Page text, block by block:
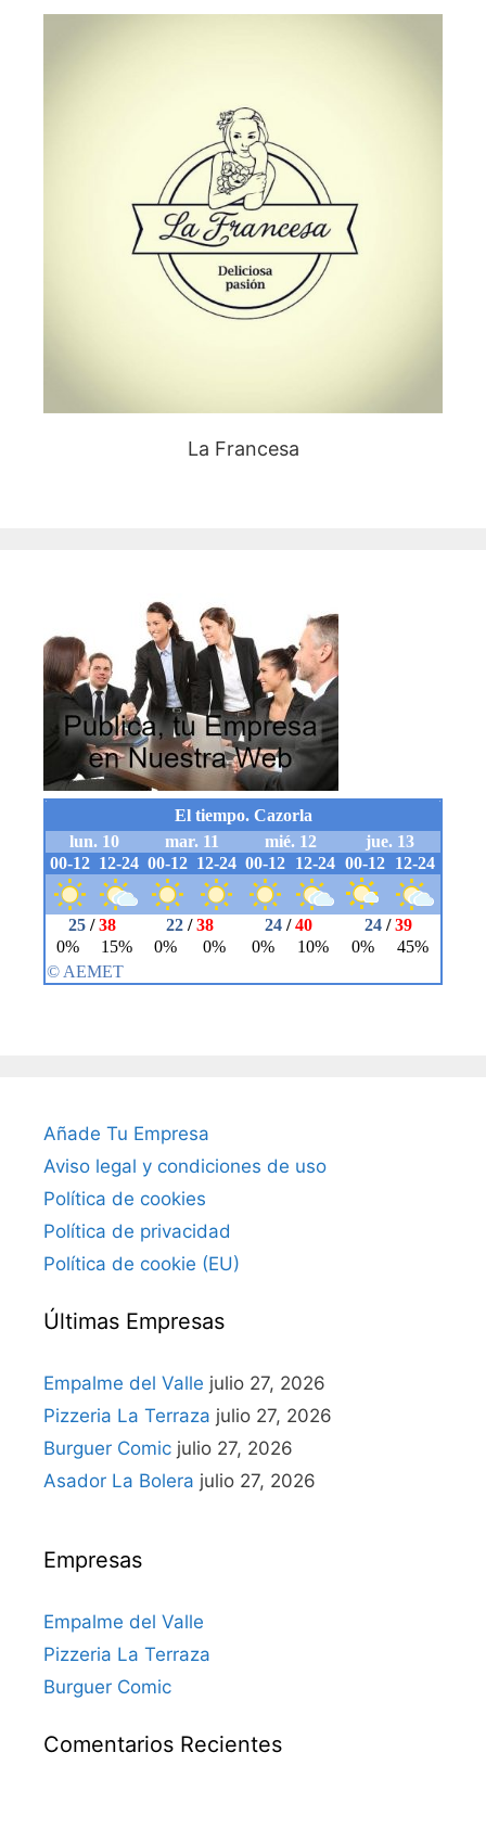
La Francesa
Añade Tu Empresa
Aviso legal y condiciones de uso
Política de cookies
Política de privacidad
Política de cookie (EU)
Últimas Empresas
Empalme del Valle julio 27, 2026
Pizzeria La Terraza julio 27, 2026
Burguer Comic julio 27, 2026
Asador La Bolera julio 27, 2026
Empresas
Empalme del Valle
Pizzeria La Terraza
Burguer Comic
Comentarios Recientes